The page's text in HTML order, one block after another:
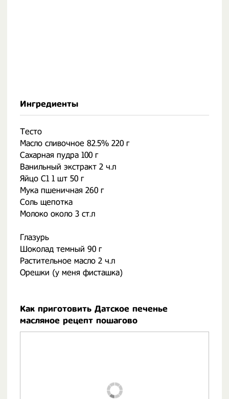
Ингредиенты
Тесто
Масло сливочное 82.5% 220 г
Сахарная пудра 100 г
Ванильный экстракт 2 ч.л
Яйцо С1 1 шт 50 г
Мука пшеничная 260 г
Соль щепотка
Молоко около 3 ст.л
Глазурь
Шоколад темный 90 г
Растительное масло 2 ч.л
Орешки (у меня фисташка)
Как приготовить Датское печенье
масляное рецепт пошагово